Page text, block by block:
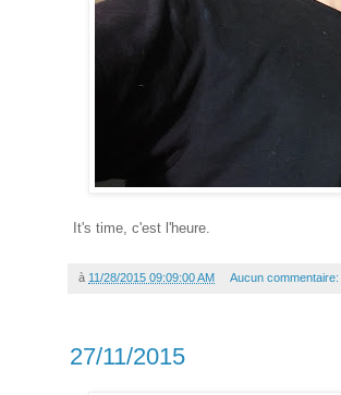
It's time, c'est l'heure.
à 11/28/2015 09:09:00 AM Aucun commentaire:
27/11/2015